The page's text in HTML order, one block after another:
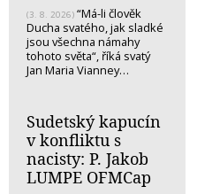
(3. 8. 2026) “Má-li člověk
Ducha svatého, jak sladké
jsou všechna námahy
tohoto světa“, říká svatý
Jan Maria Vianney…
Sudetský kapucín
v konfliktu s
nacisty: P. Jakob
LUMPE OFMCap